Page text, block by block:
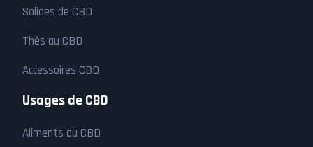
Solides de CBD
Thés au CBD
Accessoires CBD
Usages de CBD
Aliments au CBD